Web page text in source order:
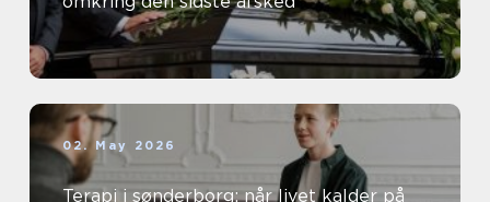
02. May 2026
Terapi i sønderborg: når livet kalder på